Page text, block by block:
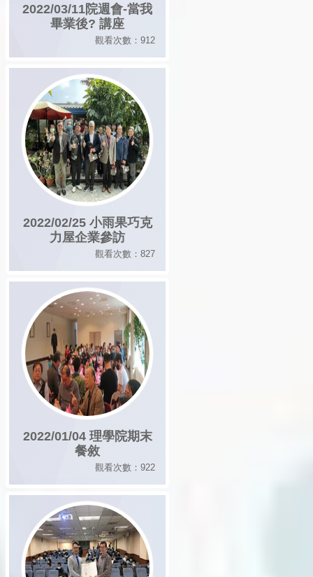
2022/03/11院週會-當我
畢業後? 講座
觀看次數：912
2022/02/25 小雨果巧克
力屋企業參訪
觀看次數：827
2022/01/04 理學院期末
餐敘
觀看次數：922